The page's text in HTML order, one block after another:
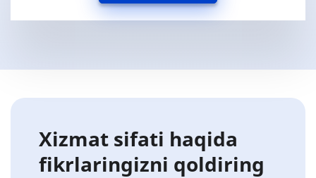
Xizmat sifati haqida
fikrlaringizni qoldiring